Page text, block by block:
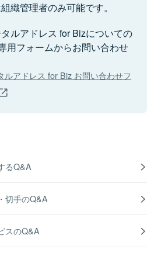
織管理者のみ可能です。
ルアドレス for Bizについての
用フォームからお問い合わせ
ルアドレス for Biz お問い合わせフ
るQ&A
切手のQ&A
スのQ&A